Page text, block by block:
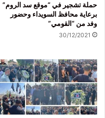
حملة تشجير في “موقع سد الروم”
برعاية محافظ السويداء وحضور
وفد من “القومي”
30/12/2021